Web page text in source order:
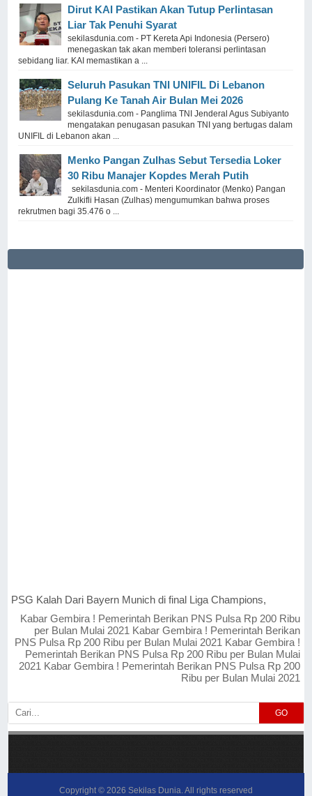
Dirut KAI Pastikan Akan Tutup Perlintasan
Liar Tak Penuhi Syarat
sekilasdunia.com - PT Kereta Api Indonesia (Persero)
menegaskan tak akan memberi toleransi perlintasan
sebidang liar. KAI memastikan a ...
Seluruh Pasukan TNI UNIFIL Di Lebanon
Pulang Ke Tanah Air Bulan Mei 2026
sekilasdunia.com - Panglima TNI Jenderal Agus Subiyanto
mengatakan penugasan pasukan TNI yang bertugas dalam
UNIFIL di Lebanon akan ...
Menko Pangan Zulhas Sebut Tersedia Loker
30 Ribu Manajer Kopdes Merah Putih
sekilasdunia.com - Menteri Koordinator (Menko) Pangan
Zulkifli Hasan (Zulhas) mengumumkan bahwa proses
rekrutmen bagi 35.476 o ...
PSG Kalah Dari Bayern Munich di final Liga Champions,
Kabar Gembira ! Pemerintah Berikan PNS Pulsa Rp 200 Ribu
per Bulan Mulai 2021 Kabar Gembira ! Pemerintah Berikan
PNS Pulsa Rp 200 Ribu per Bulan Mulai 2021 Kabar Gembira !
Pemerintah Berikan PNS Pulsa Rp 200 Ribu per Bulan Mulai
2021 Kabar Gembira ! Pemerintah Berikan PNS Pulsa Rp 200
Ribu per Bulan Mulai 2021
GO
Copyright © 2026 Sekilas Dunia. All rights reserved